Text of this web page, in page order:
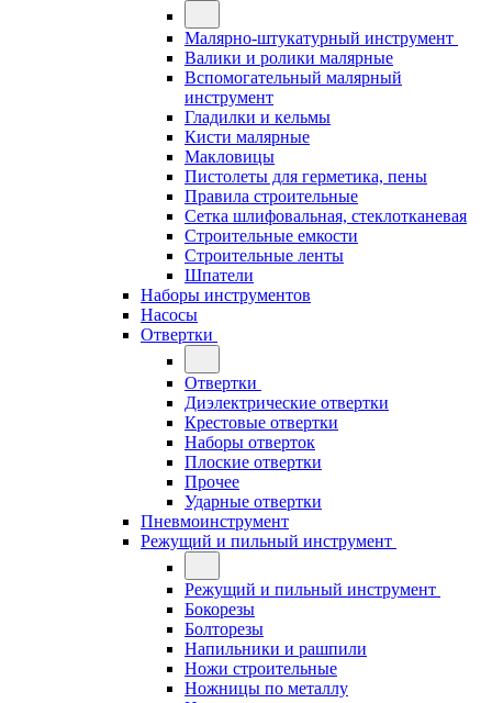
Малярно-штукатурный инструмент
Валики и ролики малярные
Вспомогательный малярный
инструмент
Гладилки и кельмы
Кисти малярные
Макловицы
Пистолеты для герметика, пены
Правила строительные
Сетка шлифовальная, стеклотканевая
Строительные емкости
Строительные ленты
Шпатели
Наборы инструментов
Насосы
Отвертки
Отвертки
Диэлектрические отвертки
Крестовые отвертки
Наборы отверток
Плоские отвертки
Прочее
Ударные отвертки
Пневмоинструмент
Режущий и пильный инструмент
Режущий и пильный инструмент
Бокорезы
Болторезы
Напильники и рашпили
Ножи строительные
Ножницы по металлу